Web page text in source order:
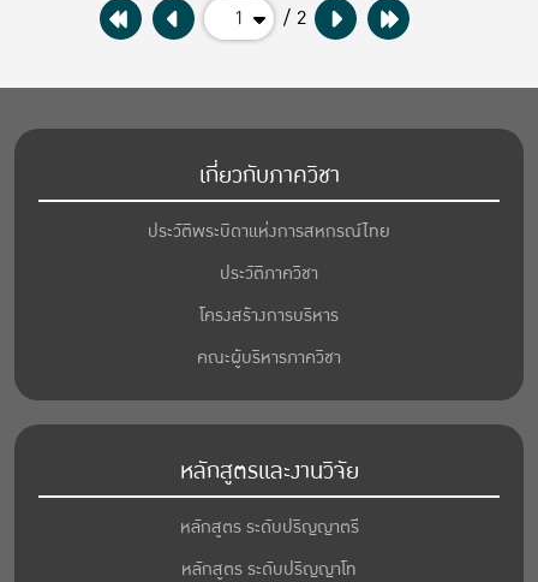
1 / 2
เกี่ยวกับภาควิชา
ประวัติพระบิดาแห่งการสหกรณ์ไทย
ประวัติภาควิชา
โครงสร้างการบริหาร
คณะผู้บริหารภาควิชา
หลักสูตรและงานวิจัย
หลักสูตร ระดับปริญญาตรี
หลักสูตร ระดับปริญญาโท